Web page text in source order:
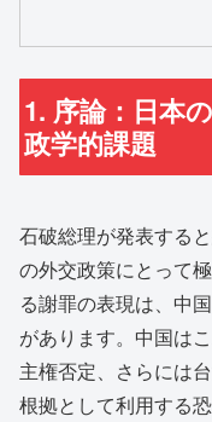
1. 序論：日本
政学的課題
石破総理が発表する
の外交政策にとって
る謝罪の表現は、中
があります。中国は
主権否定、さらには
根拠として利用する